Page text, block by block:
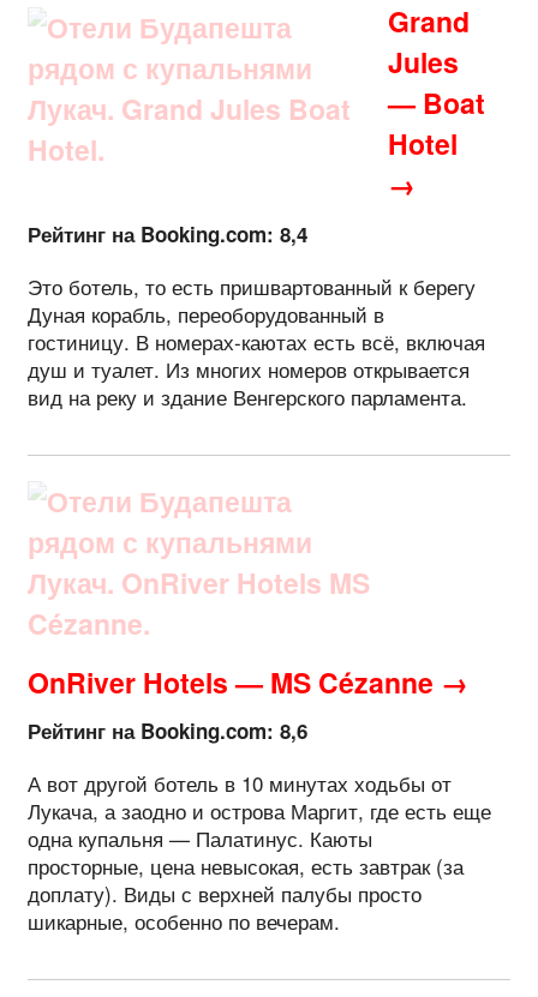
Grand
Jules
— Boat
Hotel
→
Рейтинг на Booking.com: 8,4
Это ботель, то есть пришвартованный к берегу
Дуная корабль, переоборудованный в
гостиницу. В номерах-каютах есть всё, включая
душ и туалет. Из многих номеров открывается
вид на реку и здание Венгерского парламента.
OnRiver Hotels — MS Cézanne →
Рейтинг на Booking.com: 8,6
А вот другой ботель в 10 минутах ходьбы от
Лукача, а заодно и острова Маргит, где есть еще
одна купальня — Палатинус. Каюты
просторные, цена невысокая, есть завтрак (за
доплату). Виды с верхней палубы просто
шикарные, особенно по вечерам.